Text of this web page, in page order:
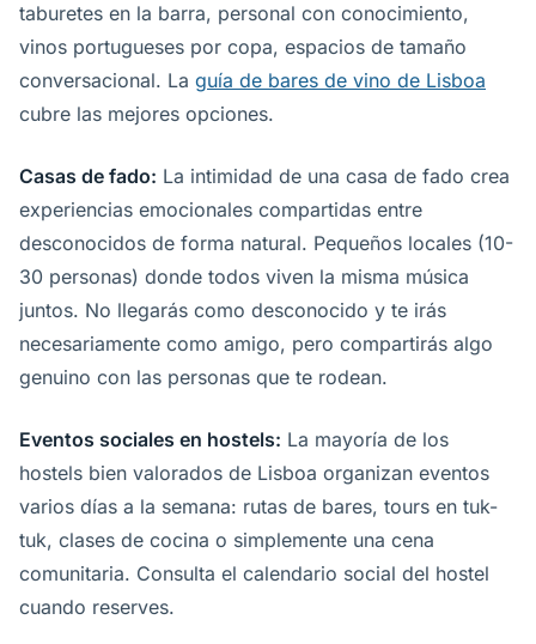
taburetes en la barra, personal con conocimiento,
vinos portugueses por copa, espacios de tamaño
conversacional. La guía de bares de vino de Lisboa
cubre las mejores opciones.
Casas de fado: La intimidad de una casa de fado crea
experiencias emocionales compartidas entre
desconocidos de forma natural. Pequeños locales (10-
30 personas) donde todos viven la misma música
juntos. No llegarás como desconocido y te irás
necesariamente como amigo, pero compartirás algo
genuino con las personas que te rodean.
Eventos sociales en hostels: La mayoría de los
hostels bien valorados de Lisboa organizan eventos
varios días a la semana: rutas de bares, tours en tuk-
tuk, clases de cocina o simplemente una cena
comunitaria. Consulta el calendario social del hostel
cuando reserves.